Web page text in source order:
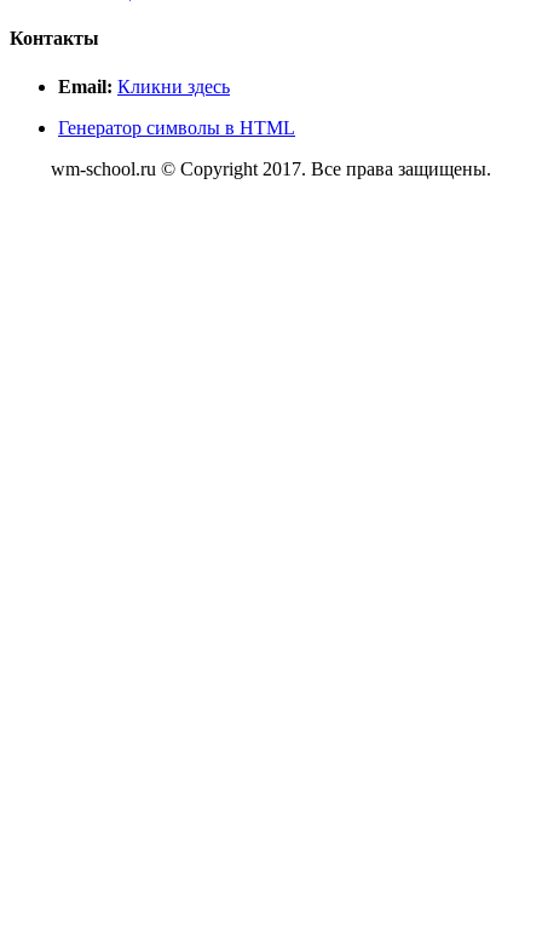
Контакты
Email: Кликни здесь
Генератор символы в HTML
wm-school.ru © Copyright 2017. Все права защищены.